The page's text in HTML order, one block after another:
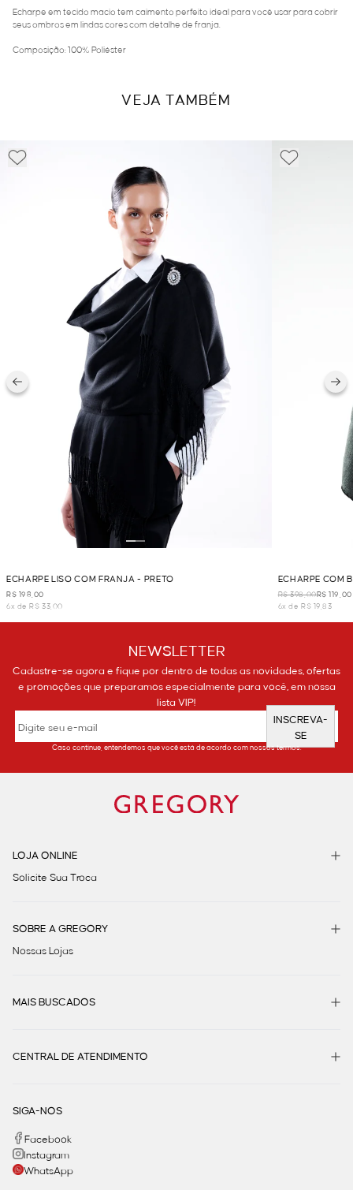
Echarpe em tecido macio tem caimento perfeito ideal para você usar para cobrir
seus ombros em lindas cores com detalhe de franja.
Composição: 100% Poliéster
VEJA TAMBÉM
ECHARPE LISO COM FRANJA - PRETO
R$ 198,00
6x de R$ 33,00
ECHARPE COM
R$ 398,00R$ 119,00
6x de R$ 19,83
NEWSLETTER
Cadastre-se agora e fique por dentro de todas as novidades, ofertas
e promoções que preparamos especialmente para você, em nossa
lista VIP!
INSCREVA-
SE
Caso continue, entendemos que você está de acordo com nossos termos.
LOJA ONLINE
Solicite Sua Troca
SOBRE A GREGORY
Nossas Lojas
MAIS BUSCADOS
CENTRAL DE ATENDIMENTO
SIGA-NOS
Facebook
Instagram
WhatsApp